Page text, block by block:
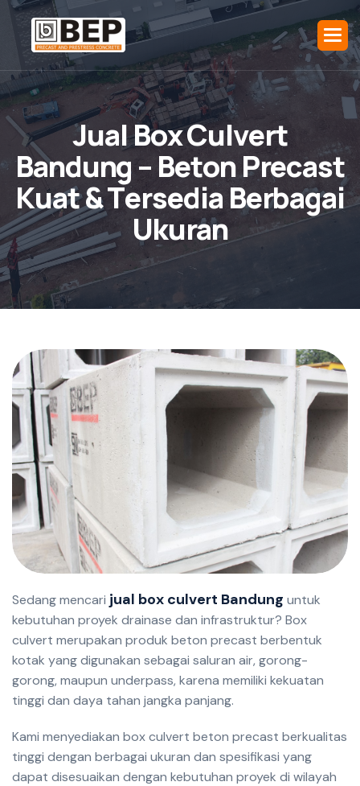
JualBoxCulvert
Bandung– BetonPrecast
Kuat&Tersedia Berbagai
Ukuran
Sedang mencari jual box culvert Bandung untuk
kebutuhan proyek drainase dan infrastruktur? Box
culvert merupakan produk beton precast berbentuk
kotak yang digunakan sebagai saluran air, gorong-
gorong, maupun underpass, karena memiliki kekuatan
tinggi dan daya tahan jangka panjang.
Kami menyediakan box culvert beton precast berkualitas
tinggi dengan berbagai ukuran dan spesifikasi yang
dapat disesuaikan dengan kebutuhan proyek di wilayah